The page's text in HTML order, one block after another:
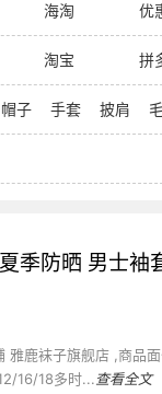
海淘 优
淘宝 拼
帽子 手套 披肩
季防晒 男士袖
雅鹿袜子旗舰店 ,商品
16/18多时... 查看全文